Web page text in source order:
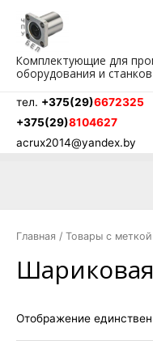
содержимому
Комплектующие для
оборудования и
тел. +375(29)6672325
+375(29)8104627
acrux2014@yandex.by
Главная / Товары с
Отображение